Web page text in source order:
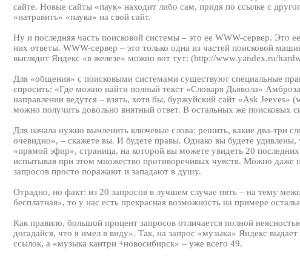
сайте. Новые сайты «паук» находит либо сам, придя по ссылке с
«натравить» «паука» на свой сайт.
Ну и последняя часть поисковой системы – это ее WWW-сервер. Это
них ответы. WWW-сервер – это только одна из частей поисковой
выглядит Яндекс «в железе» можно вот тут: (http://www.yandex.ru/
Для «общения» с поисковыми системами существуют специальные
спросить: «Где можно найти полный текст «Словаря Дьявола»
направлении ведутся – взять, хотя бы, буржуйский сайт «Ask Jeeves»
можно получить довольно внятный ответ. В остальных же поисковых
Для начала нужно вычленить ключевые слова: решить, какие два-три
очевидно», – скажете вы. И будете правы. Однако вы будете
«прямой эфир», страница, на которой вы можете увидеть 20
испытывая при этом множество противоречивых чувств. Можно даже
запросов просто поражают и западают в душу.
Отрадно, но факт: из 20 запросов в лучшем случае пять – на тему
бесплатная», то у нас есть прекрасная возможность на примере
Как правило, большой процент запросов отличается полной
догадайся, что я имел в виду». Так, на запрос «музыка» Яндекс
ссылок, а «музыка кантри +новосибирск» – уже всего 49.